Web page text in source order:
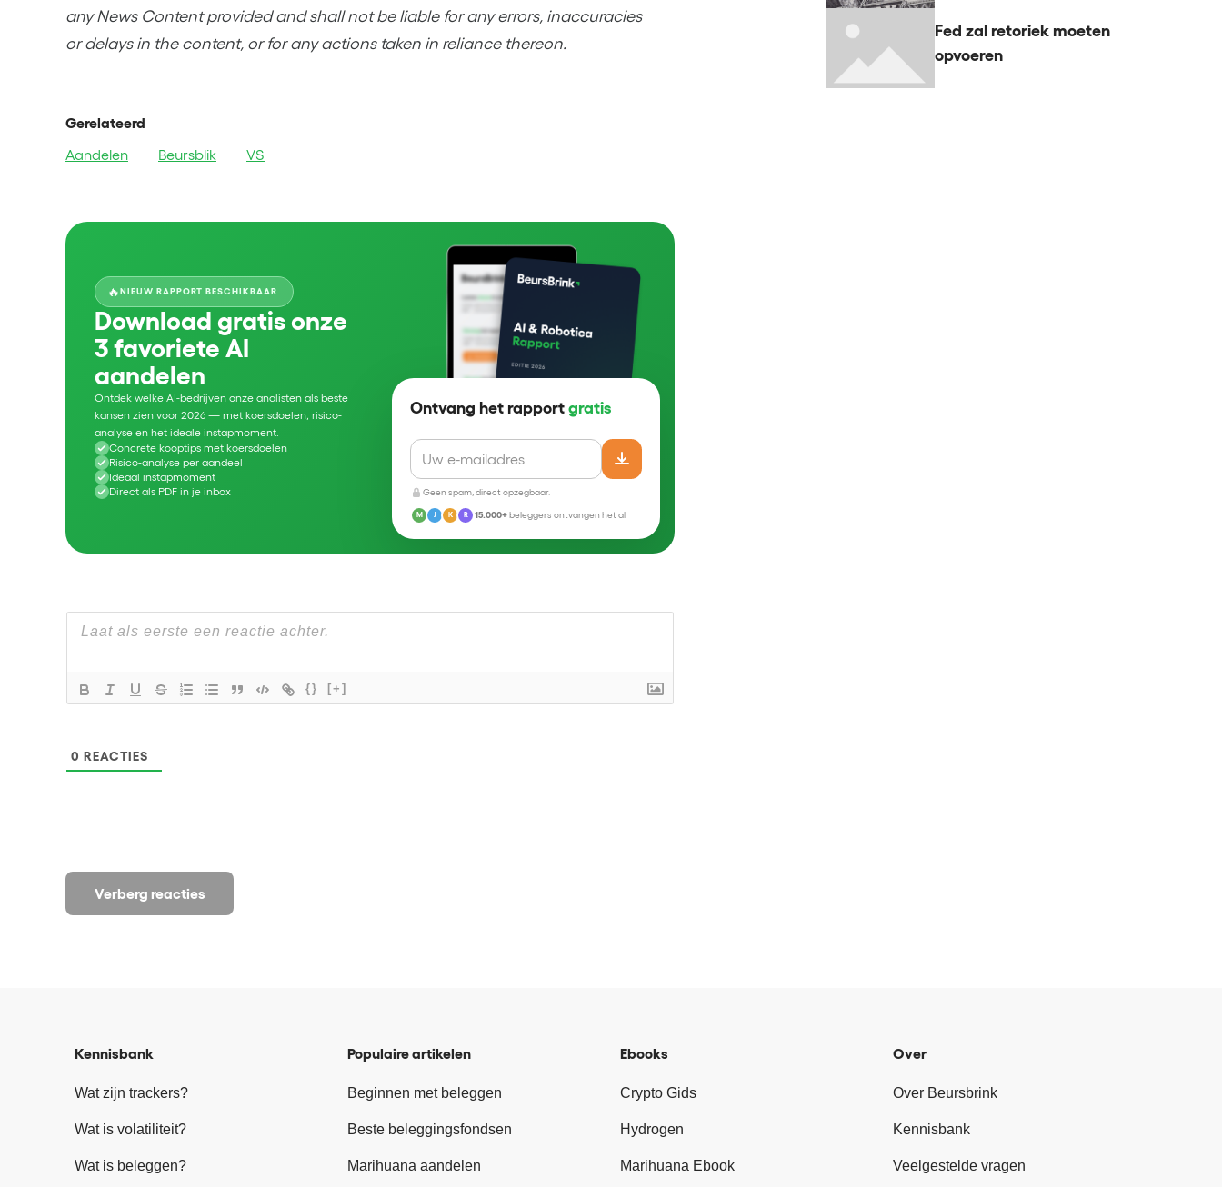
any News Content provided and shall not be liable for any errors, inaccuracies
or delays in the content, or for any actions taken in reliance thereon.
Gerelateerd
Aandelen
Beursblik VS
🔥NIEUW RAPPORT BESCHIKBAAR
Download gratis onze
3 favoriete AI
aandelen
Ontdek welke AI-bedrijven onze analisten als beste
kansen zien voor 2026 — met koersdoelen, risico-
analyse en het ideale instapmoment.
Concrete kooptips met koersdoelen
Risico-analyse per aandeel
Ideaal instapmoment
Direct als PDF in je inbox
Ontvang het rapport gratis
Geen spam, direct opzegbaar.
M J K R 15.000+beleggers ontvangen het al
Verberg reacties
{} [+]
0 REACTIES
Fed zal retoriek moeten
opvoeren
Kennisbank
Wat zijn trackers?
Wat is volatiliteit?
Wat is beleggen?
Populaire artikelen
Beginnen met beleggen
Beste beleggingsfondsen
Marihuana aandelen
Ebooks
Crypto Gids
Hydrogen
Marihuana Ebook
Over
Over Beursbrink
Kennisbank
Veelgestelde vragen